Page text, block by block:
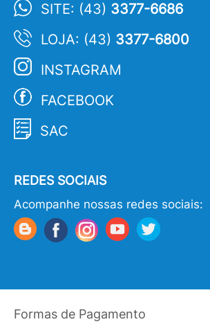
SITE: (43) 3377-6686
LOJA: (43) 3377-6800
INSTAGRAM
FACEBOOK
SAC
REDES SOCIAIS
Acompanhe nossas redes sociais:
Formas de Pagamento